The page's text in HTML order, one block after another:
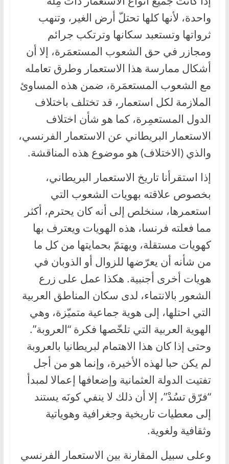
واحدة، لأنها كلها تحتلّ أرض الغير، وتنهب
ثرواتها وتستعبد سكانها وترتكب جرائم
ومجازر في حق الشعوب المستعمَرة، إلا أن
أشكال ممارسة هذا الاستعمار وطرق تعامله
مع الشعوب المستعمَرة، ضمن هذه المساوئ
الملازمة لكل استعمار، قد تختلف باختلاف
الدول المستعمِرة، كما هو شأن اختلاف
الاستعمار البريطاني عن الاستعمار الفرنسي،
والذي (الاختلاف) هو موضوع هذه المناقشة.
إذا استقرأنا تاريخ الاستعمار البريطاني،
بخصوص علاقته بهويات الشعوب التي
استعمرها، سنخلص إلى أنه كان يحترم، أكثر
مما فعلته فرنسا، هذه الهويات ويعترف بها
كهويات مستقلة، ويهتمّ بحمايتها من كل ما
من شأنه أن يعرّضها للزوال أو الذوبان في
هويات أخرى أجنبية. هكذا عمل على زرع
الشعور بالانتماء، لدى سكان المناطق العربية
التي احتلها، إلى هوية جماعية متميّزة، وهي
الهوية العربية التي تلخّصها فكرة “العروبة”.
وحتى إذا كان هذا الاهتمام لبريطانيا بالعروبة
لم يكن حبا لهذه الأخيرة، وإنما هو من أجل
تفتيت الدولة العثمانية وإضعافها إعمالا لمبدأ
“فرّق تسُدْ”، إلا أن ذلك لا ينفي كونَه يستند
إلى معطيات تاريخية وجغرافية وهوياتية
وثقافية ولغوية.
وعلى سبيل المقارنة بين الاستعمار الفرنسي